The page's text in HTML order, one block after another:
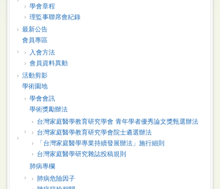
學會章程
理監事聯席會紀錄
最新公告
會員專區
入會方法
會員資料異動
活動剪影
學術園地
學會會訊
學術獎勵辦法
台灣家庭醫學教育研究學會 青年學者優秀論文獎甄選辦法
台灣家庭醫學教育研究學會院士遴選辦法
「台灣家庭醫學專業持續發展辦法」施行細則
台灣家庭醫學研究雜誌投稿規則
肺病專欄
肺病危險因子